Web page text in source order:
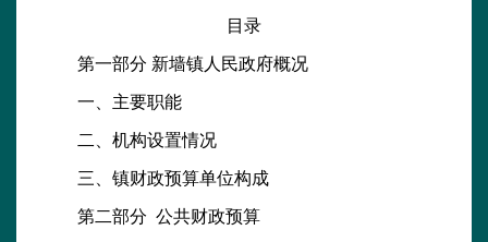
目录
第一部分 新墙镇人民政府概况
一、主要职能
二、机构设置情况
三、镇财政预算单位构成
第二部分 公共财政预算